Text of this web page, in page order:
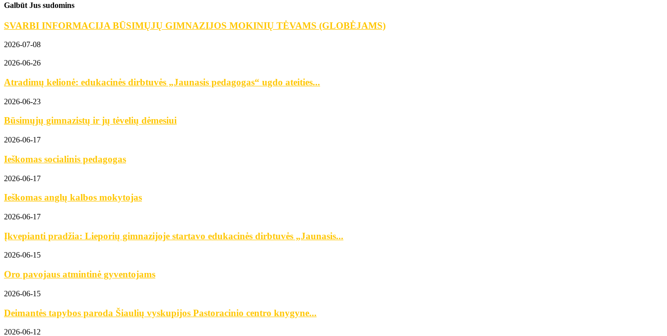
Galbūt Jus sudomins
SVARBI INFORMACIJA BŪSIMŲJŲ GIMNAZIJOS MOKINIŲ TĖVAMS (GLOBĖJAMS)
2026-07-08
2026-06-26
Atradimų kelionė: edukacinės dirbtuvės „Jaunasis pedagogas“ ugdo ateities...
2026-06-23
Būsimųjų gimnazistų ir jų tėvelių dėmesiui
2026-06-17
Ieškomas socialinis pedagogas
2026-06-17
Ieškomas anglų kalbos mokytojas
2026-06-17
Įkvepianti pradžia: Lieporių gimnazijoje startavo edukacinės dirbtuvės „Jaunasis...
2026-06-15
Oro pavojaus atmintinė gyventojams
2026-06-15
Deimantės tapybos paroda Šiaulių vyskupijos Pastoracinio centro knygyne...
2026-06-12